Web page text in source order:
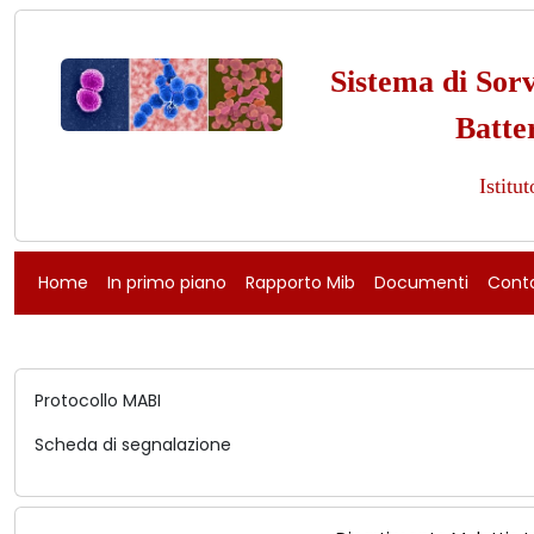
Sistema di
Home In primo piano Rapporto Mib Documenti
Protocollo MABI
Scheda di segnalazione